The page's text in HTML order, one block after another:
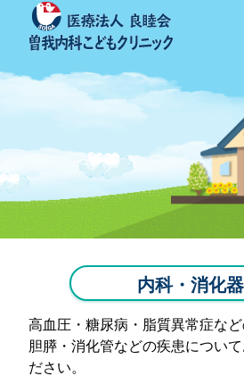
内科・消化
高血圧・糖尿病・脂質異常症な
胆膵・消化管などの疾患について
ださい。